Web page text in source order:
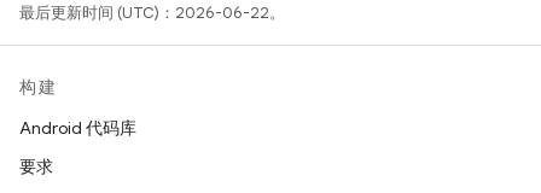
最后更新时间 (UTC)：2026-06-22。
构建
Android 代码库
要求